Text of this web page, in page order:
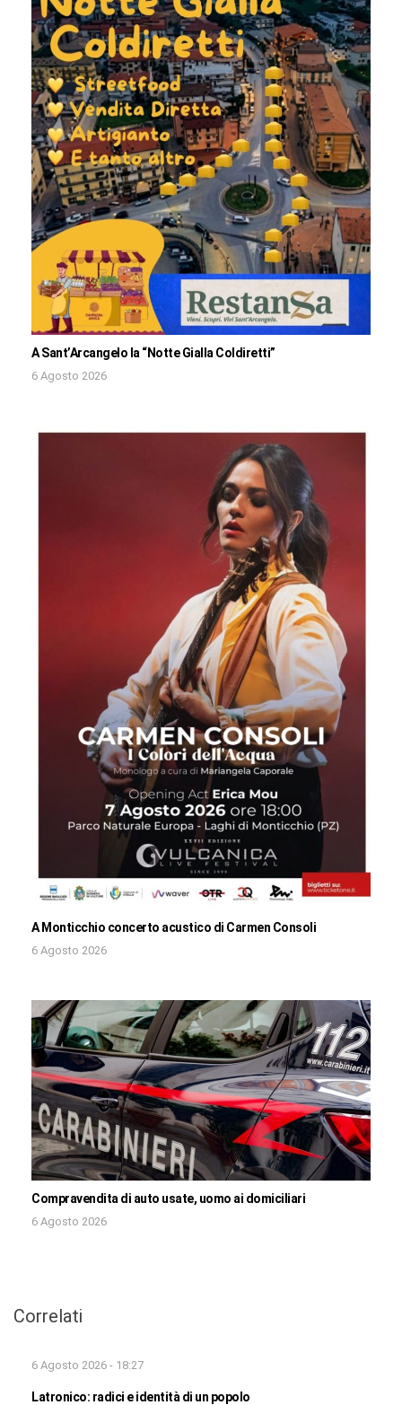
A Sant’Arcangelo la “Notte Gialla Coldiretti”
6 Agosto 2026
A Monticchio concerto acustico di Carmen Consoli
6 Agosto 2026
Compravendita di auto usate, uomo ai domiciliari
6 Agosto 2026
Correlati
6 Agosto 2026 - 18:27
Latronico: radici e identità di un popolo